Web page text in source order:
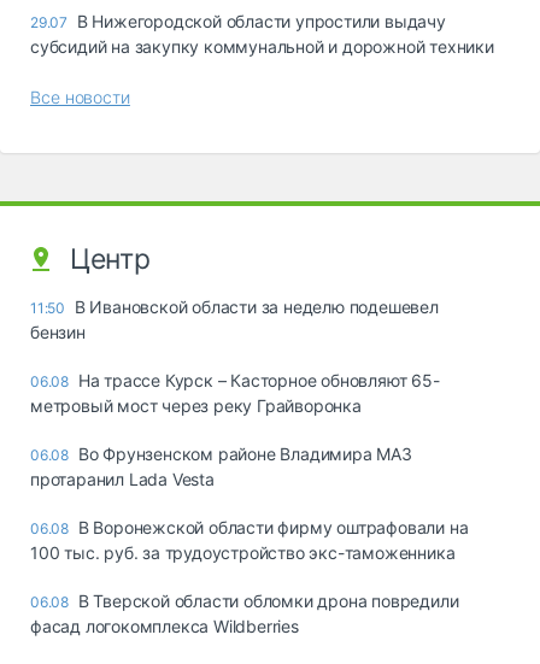
29.07
В Нижегородской области упростили выдачу
субсидий на закупку коммунальной и дорожной техники
Все новости
Центр
11:50
В Ивановской области за неделю подешевел
бензин
06.08 На трассе Курск – Касторное обновляют 65-
метровый мост через реку Грайворонка
06.08 Во Фрунзенском районе Владимира МАЗ
протаранил Lada Vesta
06.08 В Воронежской области фирму оштрафовали на
100 тыс. руб. за трудоустройство экс-таможенника
06.08 В Тверской области обломки дрона повредили
фасад логокомплекса Wildberries